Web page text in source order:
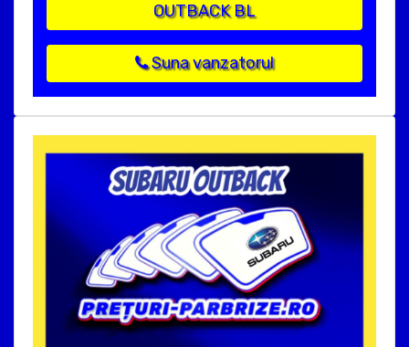
OUTBACK BL
Suna vanzatorul